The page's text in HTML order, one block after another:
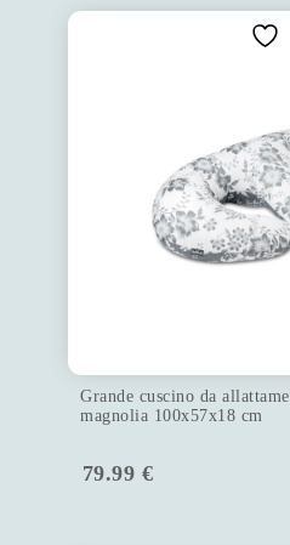
Grande cuscino da
magnolia 100x57x18 cm
79.99 €